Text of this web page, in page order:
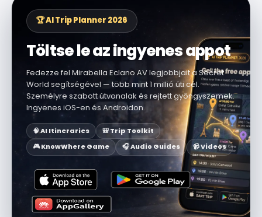
🏆 AI Trip Planner 2026
Töltse le az ingyenes appot
Fedezze fel Mirabella Eclano AV legjobbjait a Secret
World segítségével — több mint 1 millió úti cél.
Személyre szabott útvonalak és rejtett gyöngyszemek.
Ingyenes iOS-en és Androidon.
🧠 AI Itineraries
🎒 Trip Toolkit
🎮 KnowWhere Game
🎧 Audio Guides 📹 Videos